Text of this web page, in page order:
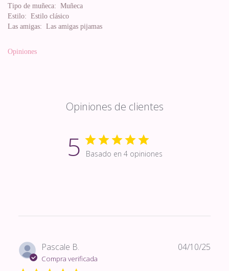
Tipo de muñeca: Muñeca
Estilo: Estilo clásico
Las amigas: Las amigas pijamas
Opiniones
Opiniones de clientes
5 Basado en 4 opiniones
Pascale B.
Compra verificada
04/10/25